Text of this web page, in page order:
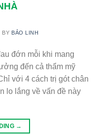
BY BẢO LINH
đớn mỗi khi mang
đến cả thẩm mỹ
với 4 cách trị gót chân
lo lắng về vấn đề này
→